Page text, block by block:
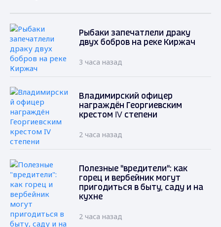
Рыбаки запечатлели драку
двух бобров на реке Киржач
3 часа назад
Владимирский офицер
награждён Георгиевским
крестом IV степени
2 часа назад
Полезные "вредители": как
горец и вербейник могут
пригодиться в быту, саду и на
кухне
2 часа назад